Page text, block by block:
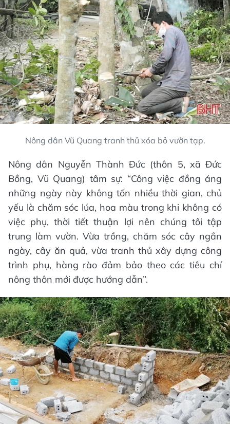
Nông dân Vũ Quang tranh thủ xóa bỏ vườn tạp.
Nông dân Nguyễn Thành Đức (thôn 5, xã Đức
Bồng, Vũ Quang) tâm sự: “Công việc đồng áng
những ngày này không tốn nhiều thời gian, chủ
yếu là chăm sóc lúa, hoa màu trong khi không có
việc phụ, thời tiết thuận lợi nên chúng tôi tập
trung làm vườn. Vừa trồng, chăm sóc cây ngắn
ngày, cây ăn quả, vừa tranh thủ xây dựng công
trình phụ, hàng rào đảm bảo theo các tiêu chí
nông thôn mới được hướng dẫn”.